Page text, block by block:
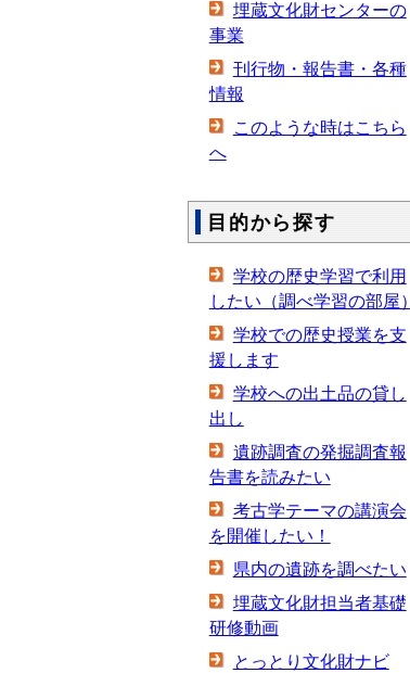
埋蔵文化財センターの
事業
刊行物・報告書・各種
情報
このような時はこちら
へ
目的から探す
学校の歴史学習で利用
したい（調べ学習の部屋）
学校での歴史授業を支
援します
学校への出土品の貸し
出し
遺跡調査の発掘調査報
告書を読みたい
考古学テーマの講演会
を開催したい！
県内の遺跡を調べたい
埋蔵文化財担当者基礎
研修動画
とっとり文化財ナビ